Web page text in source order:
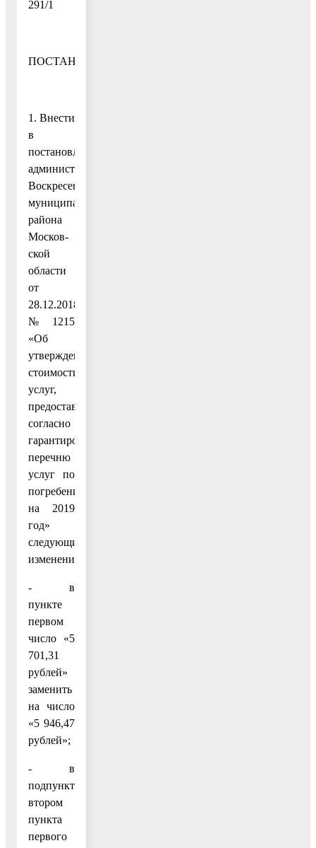
291/1
ПОСТАНОВЛЯЮ:
1. Внести
в
постановление
администрации
Воскресенского
муниципального
района
Москов-
ской
области
от
28.12.2018
№ 1215
«Об
утверждении
стоимости
услуг,
предоставляемых
согласно
гарантированному
перечню
услуг по
погребению
на 2019
год»
следующие
изменения:
- в
пункте
первом
число «5
701,31
рублей»
заменить
на число
«5 946,47
рублей»;
- в
подпункте
втором
пункта
первого